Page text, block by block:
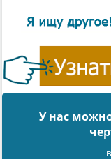
У нас